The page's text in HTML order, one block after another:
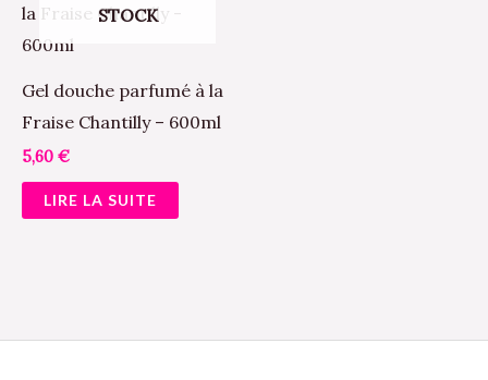
STOCK
Gel douche parfumé à la
Fraise Chantilly – 600ml
5,60 €
LIRE LA SUITE